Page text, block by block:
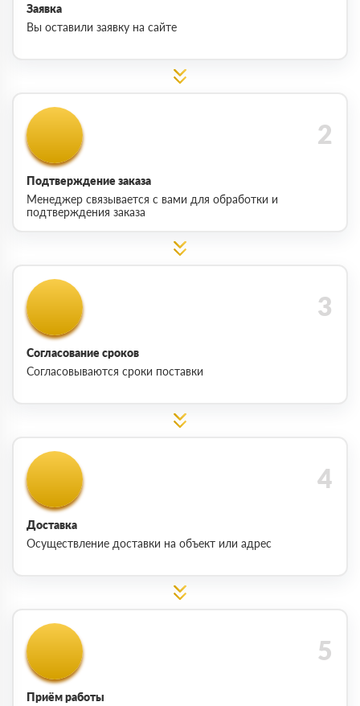
Заявка
Вы оставили заявку на сайте
Подтверждение заказа
Менеджер связывается с вами для обработки и
подтверждения заказа
Согласование сроков
Согласовываются сроки поставки
Доставка
Осуществление доставки на объект или адрес
Приём работы